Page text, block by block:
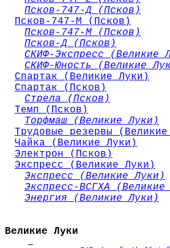
Псков-747-Д (Псков)
Псков-747-М (Псков)
Псков-747-М (Псков)
Псков-Д (Псков)
СКИФ-Экспресс (Великие
СКИФ-Юность (Великие
Спартак (Великие Луки)
Спартак (Псков)
Стрела (Псков)
Темп (Псков)
Торфмаш (Великие Луки)
Трудовые резервы
Чайка (Великие Луки)
Электрон (Псков)
Экспресс (Великие Луки)
Экспресс (Великие Луки)
Экспресс-ВСГХА (Великие
Энергия (Великие Луки)
Великие Луки